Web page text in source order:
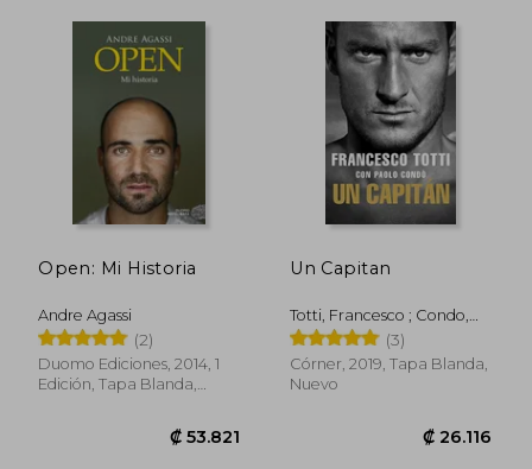
₡ 21.987
Open: Mi Historia
Andre Agassi
(2)
Duomo Ediciones, 2014, 1
Edición, Tapa Blanda,
Un Capitan
Totti, Francesco ; Condo,
Paolo
(3)
Córner, 2019, Tapa Blanda,
Nuevo